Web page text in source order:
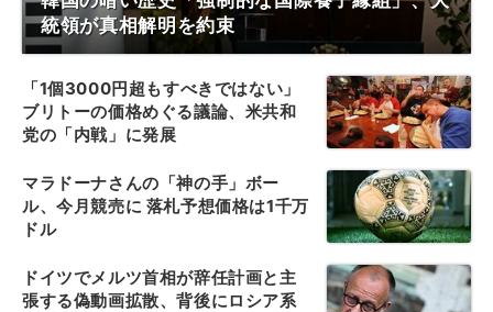
統領が真相解明を約束
「1個3000円超もすべきではない」
ブリトーの価格めぐる議論、米共和
党の「内戦」に発展
マラドーナさんの「神の手」ボー
ル、今月競売に 落札予想価格は1千万
ドル
ドイツでメルツ首相が辞任計画と主
張する偽動画拡散、背後にロシア系